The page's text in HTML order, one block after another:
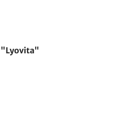
"Lyovita"